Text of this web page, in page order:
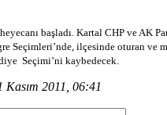
başladı. Kartal CHP ve AK
Seçimleri’nde, ilçesinde oturan ve
Seçimi’ni kaybedecek.
2011, 06:41